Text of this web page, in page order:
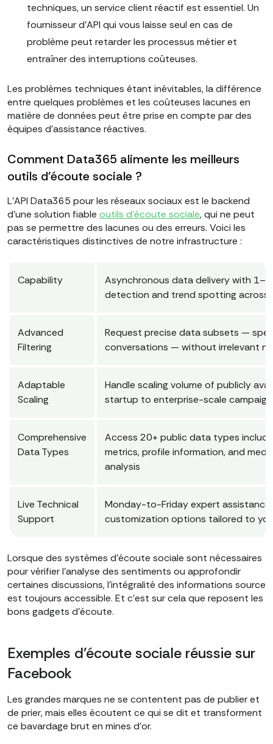
techniques, un service client réactif est essentiel. Un
fournisseur d'API qui vous laisse seul en cas de
problème peut retarder les processus métier et
entraîner des interruptions coûteuses.
Les problèmes techniques étant inévitables, la différence
entre quelques problèmes et les coûteuses lacunes en
matière de données peut être prise en compte par des
équipes d'assistance réactives.
Comment Data365 alimente les meilleurs
outils d'écoute sociale ?
L'API Data365 pour les réseaux sociaux est le backend
d'une solution fiable outils d'écoute sociale, qui ne peut
pas se permettre des lacunes ou des erreurs. Voici les
caractéristiques distinctives de notre infrastructure :
Capability
Asynchronous data delivery with
detection and trend spotting across
Advanced
Filtering
Request precise data subsets —
conversations — without irrelevant
Adaptable
Scaling
Handle scaling volume of publicly
startup to enterprise-scale
Comprehensive
Data Types
Access 20+ public data types
metrics, profile information, and
analysis
Live Technical
Support
Monday-to-Friday expert assistance
customization options tailored to
Lorsque des systèmes d'écoute sociale sont nécessaires
pour vérifier l'analyse des sentiments ou approfondir
certaines discussions, l'intégralité des informations source
est toujours accessible. Et c'est sur cela que reposent les
bons gadgets d'écoute.
Exemples d'écoute sociale réussie sur
Facebook
Les grandes marques ne se contentent pas de publier et
de prier, mais elles écoutent ce qui se dit et transforment
ce bavardage brut en mines d'or.